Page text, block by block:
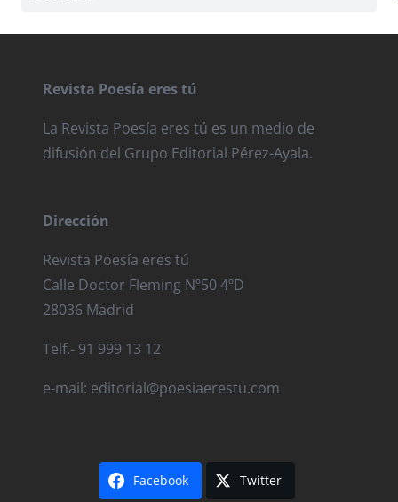
Revista Poesía eres tú
La Revista Poesía eres tú es un medio de
difusión del Grupo Editorial Pérez-Ayala.
Dirección
Revista Poesía eres tú
Calle Doctor Fleming Nº50 4ºD
28036 Madrid
Telf.- 91 999 13 12
e-mail: editorial@poesiaerestu.com
Facebook Twitter